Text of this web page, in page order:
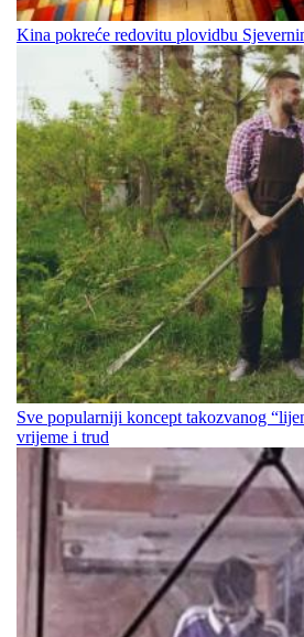
Kina pokreće redovitu plovidbu
Sve popularniji koncept takozvanog
vrijeme i trud